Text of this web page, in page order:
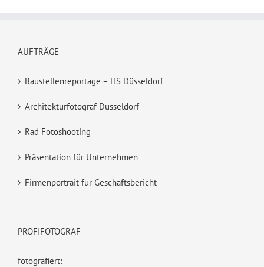
AUFTRÄGE
Baustellenreportage – HS Düsseldorf
Architekturfotograf Düsseldorf
Rad Fotoshooting
Präsentation für Unternehmen
Firmenportrait für Geschäftsbericht
PROFIFOTOGRAF
fotografiert: